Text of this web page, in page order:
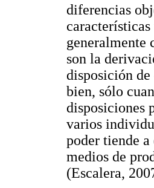
diferencias
generalmente
son la
disposición
bien, sólo
disposiciones
varios
poder tiende
medios de
(Escalera,